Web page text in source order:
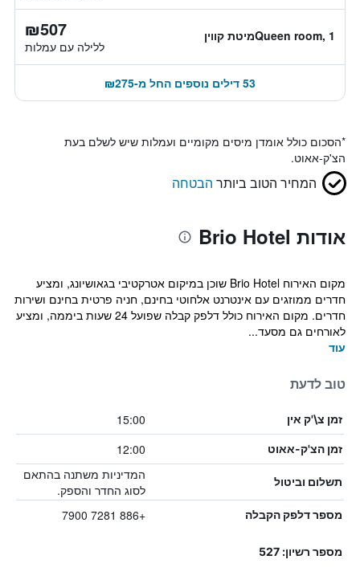
Queen room, 1מיטת קווין ₪507
ללילה עם עמלות
53 דילים נוספים החל מ-₪275
*הסכום כולל אומדן מיסים מקומיים ועמלות שיש לשלם בעת
הצ'ק-אאוט.
המחיר הטוב ביותר הבטחה
אודות Brio Hotel
מקום האירוח Brio Hotel שוכן במיקום אטרקטיבי בגאושיונג, ומציע
חדרים ממוזגים עם אינטרנט אלחוטי בחינם, חניה פרטית בחינם ושירות
חדרים. מקום האירוח כולל דלפק קבלה שפועל 24 שעות ביממה, ומציע
לאורחים גם מסעד...
עוד
טוב לדעת
זמן צ\'ק אין 15:00
זמן הצ'ק-אאוט 12:00
תשלום וביטול
המדיניות משתנה בהתאם
לסוג החדר והספק.
מספר דלפק הקבלה +886 7281 7900
מספר רשיון: 527